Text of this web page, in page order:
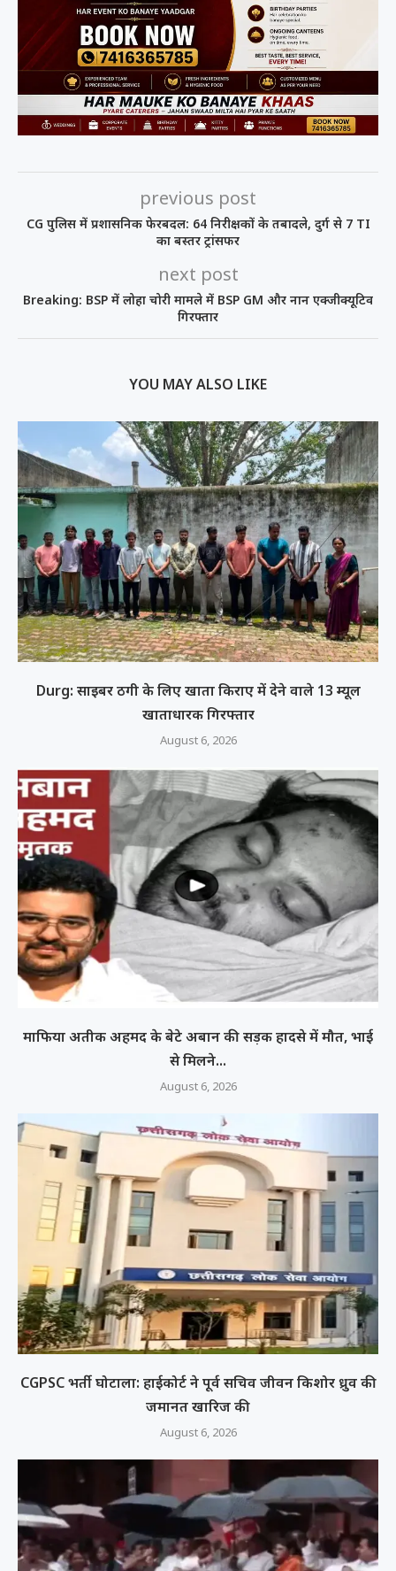
previous post
CG पुलिस में प्रशासनिक फेरबदल: 64 निरीक्षकों के तबादले, दुर्ग से 7 TI
का बस्तर ट्रांसफर
next post
Breaking: BSP में लोहा चोरी मामले में BSP GM और नान एक्जीक्यूटिव
गिरफ्तार
YOU MAY ALSO LIKE
Durg: साइबर ठगी के लिए खाता किराए में देने वाले 13 म्यूल
खाताधारक गिरफ्तार
August 6, 2026
माफिया अतीक अहमद के बेटे अबान की सड़क हादसे में मौत, भाई
से मिलने...
August 6, 2026
CGPSC भर्ती घोटाला: हाईकोर्ट ने पूर्व सचिव जीवन किशोर ध्रुव की
जमानत खारिज की
August 6, 2026